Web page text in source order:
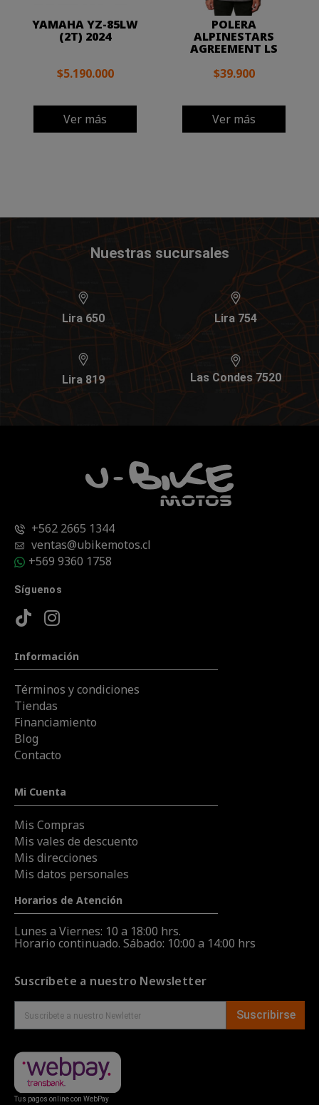
YAMAHA YZ-85LW
(2T) 2024
$5.190.000
Ver más
POLERA
ALPINESTARS
AGREEMENT LS
$39.900
Ver más
Nuestras sucursales
Lira 650 Lira 754
Lira 819 Las Condes 7520
+562 2665 1344
ventas@ubikemotos.cl
+569 9360 1758
Síguenos
Información
Términos y condiciones
Tiendas
Financiamiento
Blog
Contacto
Mi Cuenta
Mis Compras
Mis vales de descuento
Mis direcciones
Mis datos personales
Horarios de Atención
Lunes a Viernes: 10 a 18:00 hrs.
Horario continuado. Sábado: 10:00 a 14:00 hrs
Suscríbete a nuestro Newsletter
Suscribirse
Tus pagos online con WebPay